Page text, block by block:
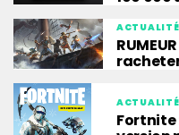
ACTUALITÉ
ACTUALITÉ
Fortnite